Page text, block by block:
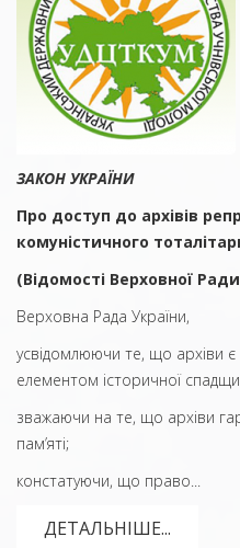
ЗАКОН УКРАЇНИ
Про доступ до архівів
комуністичного
(Відомості Верховної
Верховна Рада України,
усвідомлюючи те, що архіви є
елементом історичної
зважаючи на те, що архіви
пам’яті;
констатуючи, що право...
ДЕТАЛЬНІШЕ...